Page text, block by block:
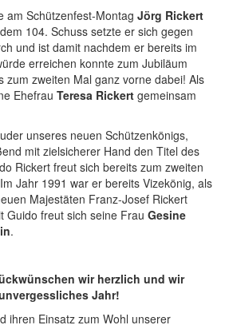
am Schützenfest-Montag Jörg Rickert
104. Schuss setzte er sich gegen
und ist damit nachdem er bereits im
erreichen konnte zum Jubiläum
zum zweiten Mal ganz vorne dabei! Als
Ehefrau Teresa Rickert gemeinsam
unseres neuen Schützenkönigs,
mit zielsicherer Hand den Titel des
Rickert freut sich bereits zum zweiten
Jahr 1991 war er bereits Vizekönig, als
Majestäten Franz-Josef Rickert
Guido freut sich seine Frau Gesine
.
wir herzlich und wir
Jahr!
ihren Einsatz zum Wohl unserer